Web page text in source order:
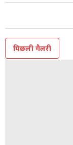
पिछली गैलरी